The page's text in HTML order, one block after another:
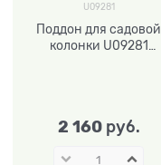
U09281
Поддон для садовой
колонки U09281
2 160 руб.